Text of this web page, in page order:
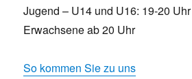
Jugend – U14 und U16: 19-20 Uhr
Erwachsene ab 20 Uhr
So kommen Sie zu uns